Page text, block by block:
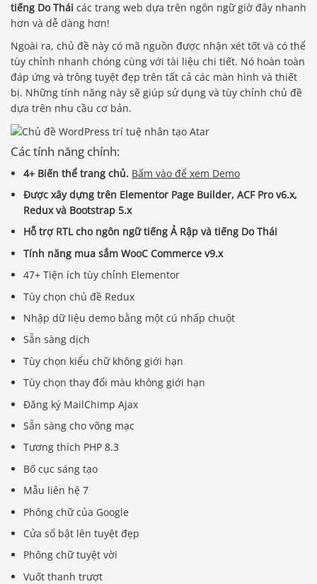
tiếng Do Thái các trang web dựa trên ngôn ngữ giờ đây nhanh
hơn và dễ dàng hơn!
Ngoài ra, chủ đề này có mã nguồn được nhận xét tốt và có thể
tùy chỉnh nhanh chóng cùng với tài liệu chi tiết. Nó hoàn toàn
đáp ứng và trông tuyệt đẹp trên tất cả các màn hình và thiết
bị. Những tính năng này sẽ giúp sử dụng và tùy chỉnh chủ đề
dựa trên nhu cầu cơ bản.
Các tính năng chính:
4+ Biến thể trang chủ. Bấm vào để xem Demo
Được xây dựng trên Elementor Page Builder, ACF Pro v6.x,
Redux và Bootstrap 5.x
Hỗ trợ RTL cho ngôn ngữ tiếng Ả Rập và tiếng Do Thái
Tính năng mua sắm WooC Commerce v9.x
47+ Tiện ích tùy chỉnh Elementor
Tùy chọn chủ đề Redux
Nhập dữ liệu demo bằng một cú nhấp chuột
Sẵn sàng dịch
Tùy chọn kiểu chữ không giới hạn
Tùy chọn thay đổi màu không giới hạn
Đăng ký MailChimp Ajax
Sẵn sàng cho võng mạc
Tương thích PHP 8.3
Bố cục sáng tạo
Mẫu liên hệ 7
Phông chữ của Google
Cửa sổ bật lên tuyệt đẹp
Phông chữ tuyệt vời
Vuốt thanh trượt